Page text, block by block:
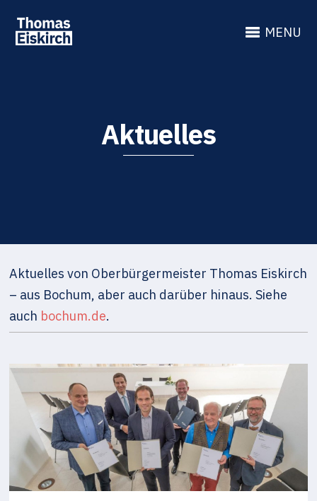
MENU
Aktuelles
Aktuelles von Oberbürgermeister Thomas Eiskirch
– aus Bochum, aber auch darüber hinaus. Siehe
auch bochum.de.